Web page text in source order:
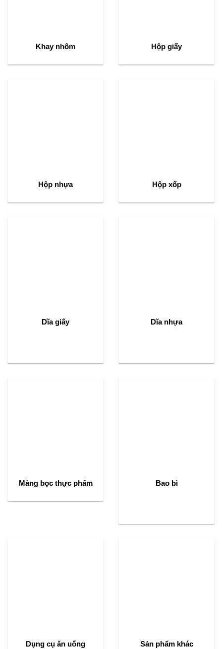
Khay nhôm Hộp giấy
Hộp nhựa Hộp xốp
Dĩa giấy Dĩa nhựa
Màng bọc thực phẩm Bao bì
Dụng cụ ăn uống Sản phẩm khác